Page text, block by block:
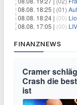
08.08. 18:25 | (01)
08.08. 18:24 | (00)
08.08. 17:05 | (00) LIV
FINANZNEWS
Cramer
Crash die
ist